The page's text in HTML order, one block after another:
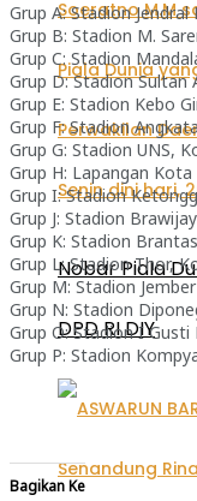
Nobar Piala
DPD RI DIY
Grup A: Stadion
Grup B: Stadion M.
Grup C: Stadion
Grup D: Stadion Sultan
Grup E: Stadion Kebo
Grup F: Stadion
Grup G: Stadion UNS,
Grup H: Lapangan
Grup I: Stadion
Grup J: Stadion
Grup K: Stadion
Grup L: Stadion Thor,
Grup M: Stadion
Grup N: Stadion
Grup O: Stadion I
Grup P: Stadion
Bagikan Ke